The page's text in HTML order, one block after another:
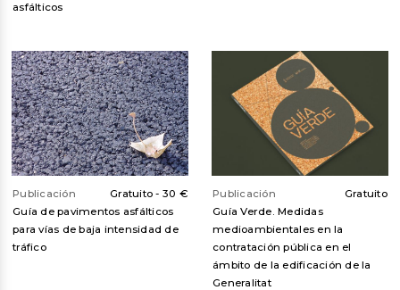
asfálticos
Publicación Gratuito - 30 €
Guía de pavimentos asfálticos
para vías de baja intensidad de
tráfico
Publicación
Gratuito
Guía Verde. Medidas
medioambientales en la
contratación pública en el
ámbito de la edificación de la
Generalitat